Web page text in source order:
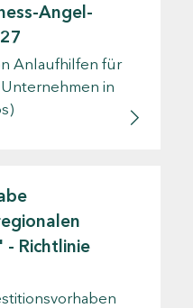
Angel-
Anlaufhilfen für
in
Richtlinie